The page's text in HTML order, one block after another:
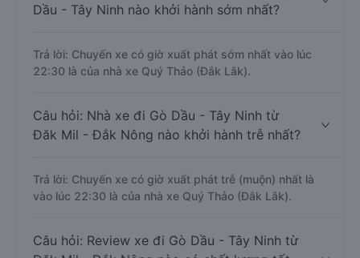
Dầu - Tây Ninh nào khởi hành sớm nhất?
Trả lời: Chuyến xe có giờ xuất phát sớm nhất vào lúc
22:30 là của nhà xe Quý Thảo (Đắk Lắk).
Câu hỏi: Nhà xe đi Gò Dầu - Tây Ninh từ
Đăk Mil - Đắk Nông nào khởi hành trễ nhất?
Trả lời: Chuyến xe có giờ xuất phát trễ (muộn) nhất là
vào lúc 22:30 là của nhà xe Quý Thảo (Đắk Lắk).
Câu hỏi: Review xe đi Gò Dầu - Tây Ninh từ